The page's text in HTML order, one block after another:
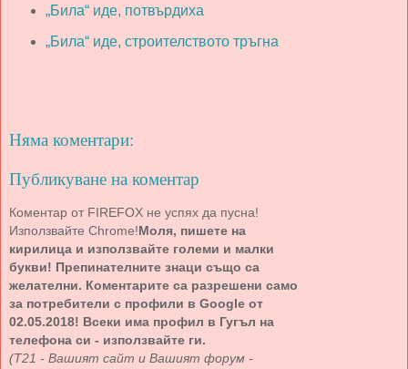
„Била“ иде, потвърдиха
„Била“ иде, строителството тръгна
Няма коментари:
Публикуване на коментар
Коментар от FIREFOX не успях да пусна!
Използвайте Chrome!Моля, пишете на
кирилица и използвайте големи и малки
букви! Препинателните знаци също са
желателни. Коментарите са разрешени само
за потребители с профили в Google от
02.05.2018! Всеки има профил в Гугъл на
телефона си - използвайте ги.
(Т21 - Вашият сайт и Вашият форум -